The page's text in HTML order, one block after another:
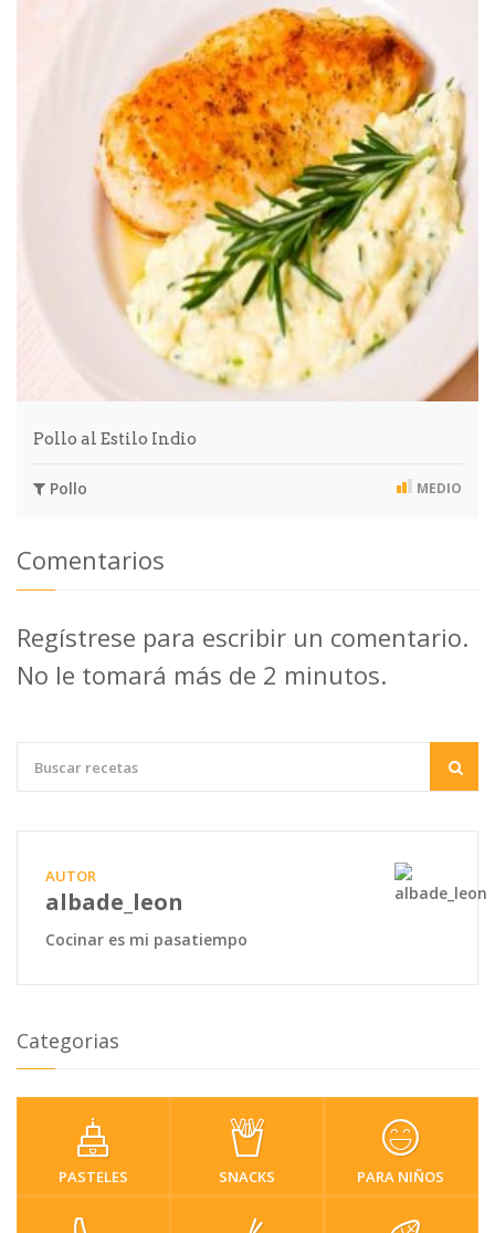
Pollo al Estilo Indio
Pollo MEDIO
Comentarios
Regístrese para escribir un comentario.
No le tomará más de 2 minutos.
AUTOR
albade_leon
Cocinar es mi pasatiempo
Categorias
PASTELES SNACKS PARA NIÑOS